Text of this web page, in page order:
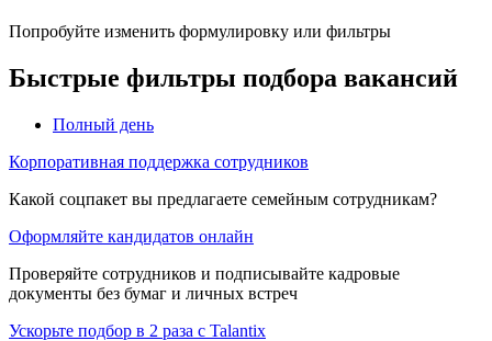
Попробуйте изменить формулировку или фильтры
Быстрые фильтры подбора вакансий
Полный день
Корпоративная поддержка сотрудников
Какой соцпакет вы предлагаете семейным сотрудникам?
Оформляйте кандидатов онлайн
Проверяйте сотрудников и подписывайте кадровые
документы без бумаг и личных встреч
Ускорьте подбор в 2 раза с Talantix